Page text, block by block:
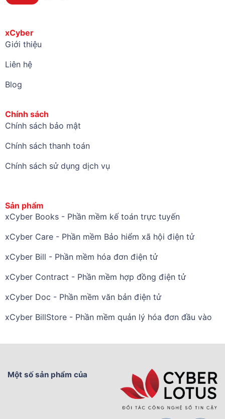
xCyber
Giới thiệu
Liên hệ
Blog
Chính sách
Chính sách bảo mật
Chính sách thanh toán
Chính sách sử dụng dịch vụ
Sản phẩm
xCyber Books - Phần mềm kế toán trực tuyến
xCyber Care - Phần mềm Bảo hiểm xã hội điện tử
xCyber Bill - Phần mềm hóa đơn điện tử
xCyber Contract - Phần mềm hợp đồng điện tử
xCyber Doc - Phần mềm văn bản điện tử
xCyber BillStore - Phần mềm quản lý hóa đơn đầu vào
Một số sản phẩm của